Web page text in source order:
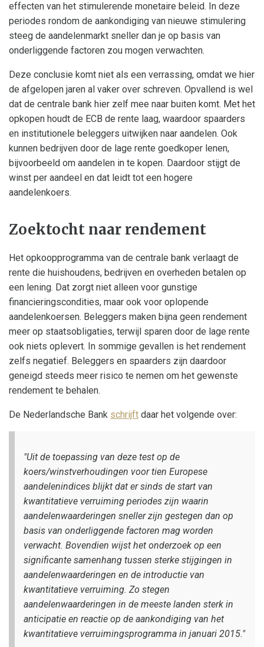
effecten van het stimulerende monetaire beleid. In deze
periodes rondom de aankondiging van nieuwe stimulering
steeg de aandelenmarkt sneller dan je op basis van
onderliggende factoren zou mogen verwachten.
Deze conclusie komt niet als een verrassing, omdat we hier
de afgelopen jaren al vaker over schreven. Opvallend is wel
dat de centrale bank hier zelf mee naar buiten komt. Met het
opkopen houdt de ECB de rente laag, waardoor spaarders
en institutionele beleggers uitwijken naar aandelen. Ook
kunnen bedrijven door de lage rente goedkoper lenen,
bijvoorbeeld om aandelen in te kopen. Daardoor stijgt de
winst per aandeel en dat leidt tot een hogere
aandelenkoers.
Zoektocht naar rendement
Het opkoopprogramma van de centrale bank verlaagt de
rente die huishoudens, bedrijven en overheden betalen op
een lening. Dat zorgt niet alleen voor gunstige
financieringscondities, maar ook voor oplopende
aandelenkoersen. Beleggers maken bijna geen rendement
meer op staatsobligaties, terwijl sparen door de lage rente
ook niets oplevert. In sommige gevallen is het rendement
zelfs negatief. Beleggers en spaarders zijn daardoor
geneigd steeds meer risico te nemen om het gewenste
rendement te behalen.
De Nederlandsche Bank schrijft daar het volgende over:
"Uit de toepassing van deze test op de
koers/winstverhoudingen voor tien Europese
aandelenindices blijkt dat er sinds de start van
kwantitatieve verruiming periodes zijn waarin
aandelenwaarderingen sneller zijn gestegen dan op
basis van onderliggende factoren mag worden
verwacht. Bovendien wijst het onderzoek op een
significante samenhang tussen sterke stijgingen in
aandelenwaarderingen en de introductie van
kwantitatieve verruiming. Zo stegen
aandelenwaarderingen in de meeste landen sterk in
anticipatie en reactie op de aankondiging van het
kwantitatieve verruimingsprogramma in januari 2015."